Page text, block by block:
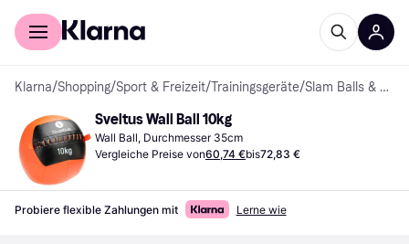
Für Shopper
Klarna/Shopping/Sport & Freizeit/Trainingsgeräte/ Slam Balls & Wandbälle
Sveltus Wall Ball 10kg
Wall Ball, Durchmesser 35cm
Vergleiche Preise von60,74 €bis72,83 €
Probiere flexible Zahlungen mit Lerne wie